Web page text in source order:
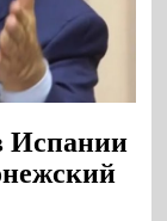
Испании